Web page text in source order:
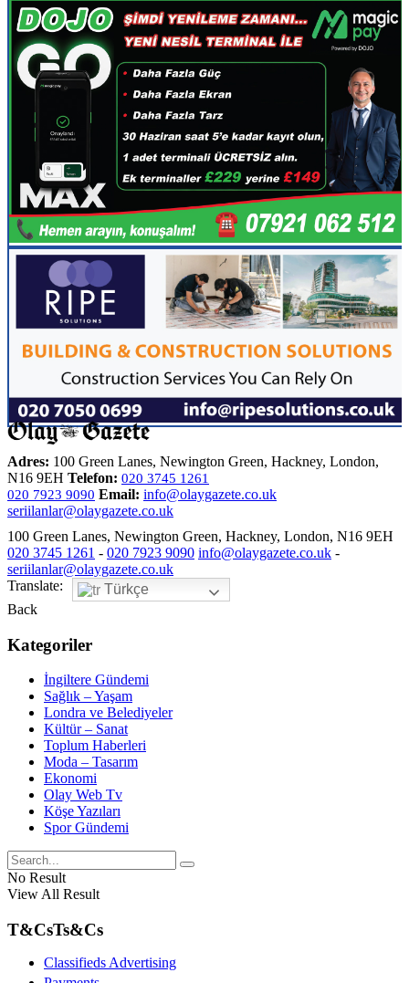
Adres: 100 Green Lanes, Newington Green, Hackney, London,
N16 9EH Telefon: 020 3745 1261
020 7923 9090 Email: info@olaygazete.co.uk
seriilanlar@olaygazete.co.uk
100 Green Lanes, Newington Green, Hackney, London, N16 9EH
020 3745 1261 - 020 7923 9090 info@olaygazete.co.uk -
seriilanlar@olaygazete.co.uk
Translate:
Türkçe
Back
Kategoriler
İngiltere Gündemi
Sağlık – Yaşam
Londra ve Belediyeler
Kültür – Sanat
Toplum Haberleri
Moda – Tasarım
Ekonomi
Olay Web Tv
Köşe Yazıları
Spor Gündemi
No Result
View All Result
T&CsTs&Cs
Classifieds Advertising